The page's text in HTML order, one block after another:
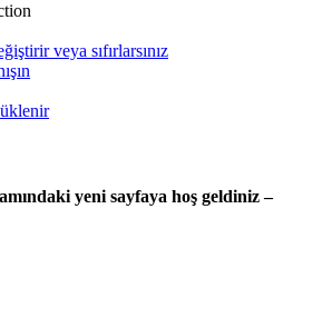
veya sıfırlarsınız
yeni sayfaya hoş geldiniz –